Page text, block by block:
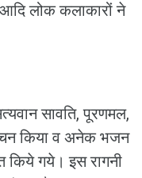
आदि लोक कलाकारों ने
सावति, पूरणमल,
किया व अनेक भजन
किये गये। इस रागनी